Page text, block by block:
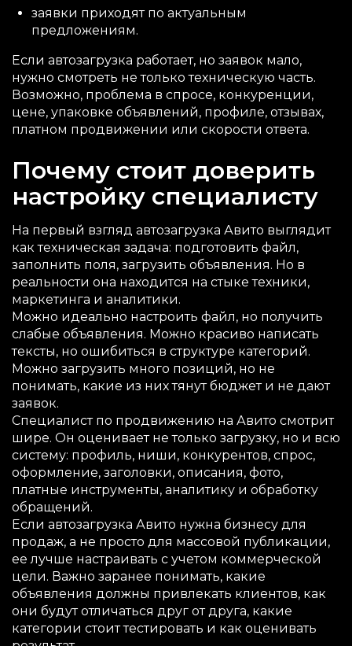
заявки приходят по актуальным
предложениям.
Если автозагрузка работает, но заявок мало,
нужно смотреть не только техническую часть.
Возможно, проблема в спросе, конкуренции,
цене, упаковке объявлений, профиле, отзывах,
платном продвижении или скорости ответа.
Почему стоит доверить
настройку специалисту
На первый взгляд автозагрузка Авито выглядит
как техническая задача: подготовить файл,
заполнить поля, загрузить объявления. Но в
реальности она находится на стыке техники,
маркетинга и аналитики.
Можно идеально настроить файл, но получить
слабые объявления. Можно красиво написать
тексты, но ошибиться в структуре категорий.
Можно загрузить много позиций, но не
понимать, какие из них тянут бюджет и не дают
заявок.
Специалист по продвижению на Авито смотрит
шире. Он оценивает не только загрузку, но и всю
систему: профиль, ниши, конкурентов, спрос,
оформление, заголовки, описания, фото,
платные инструменты, аналитику и обработку
обращений.
Если автозагрузка Авито нужна бизнесу для
продаж, а не просто для массовой публикации,
ее лучше настраивать с учетом коммерческой
цели. Важно заранее понимать, какие
объявления должны привлекать клиентов, как
они будут отличаться друг от друга, какие
категории стоит тестировать и как оценивать